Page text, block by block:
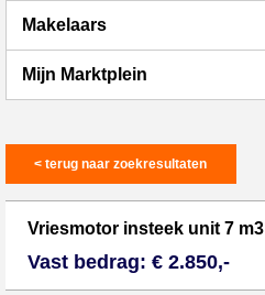
Makelaars
Mijn Marktplein
< terug naar zoekresultaten
Vriesmotor insteek unit 7 m3
Vast bedrag: € 2.850,-